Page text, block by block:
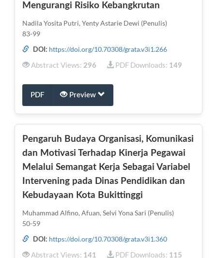
Mengurangi Risiko Kebangkrutan
Nadila Yosita Putri, Yenty Astarie Dewi (Penulis)
83-99
DOI: https://doi.org/10.70308/grata.v3i1.266
Abstract Views: 296 PDF Downloads: 149
PDF Preview
Pengaruh Budaya Organisasi, Komunikasi
dan Motivasi Terhadap Kinerja Pegawai
Melalui Semangat Kerja Sebagai Variabel
Intervening pada Dinas Pendidikan dan
Kebudayaan Kota Bukittinggi
Muhammad Alfino, Afuan, Selvi Yona Sari (Penulis)
50-59
DOI: https://doi.org/10.70308/grata.v3i1.360
Abstract Views: 141 PDF Downloads: 115